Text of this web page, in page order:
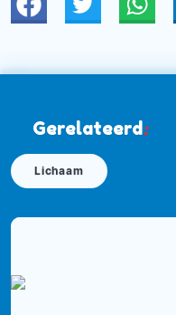
Twitter
Gerelateerd:
Lichaam